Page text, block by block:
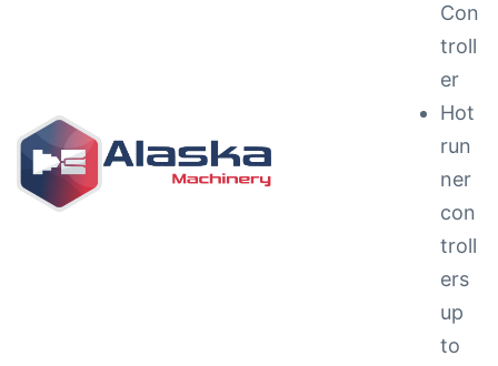
Con
troll
er
Hot
run
ner
con
troll
ers
up
to